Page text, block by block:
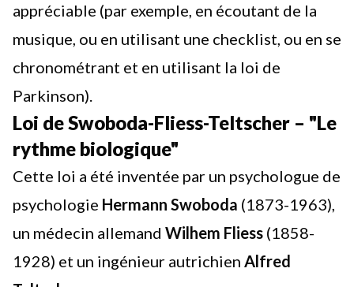
appréciable (par exemple, en écoutant de la
musique, ou en utilisant une checklist, ou en se
chronométrant et en utilisant la loi de
Parkinson).
Loi de Swoboda-Fliess-Teltscher – "Le
rythme biologique"
Cette loi a été inventée par un psychologue de
psychologie Hermann Swoboda (1873-1963),
un médecin allemand Wilhem Fliess (1858-
1928) et un ingénieur autrichien Alfred